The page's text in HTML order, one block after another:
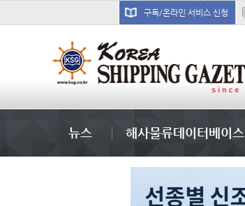
구독/온라인 서비스 신청
왈레니우스 ������
뉴스 해사물류데이터베이스